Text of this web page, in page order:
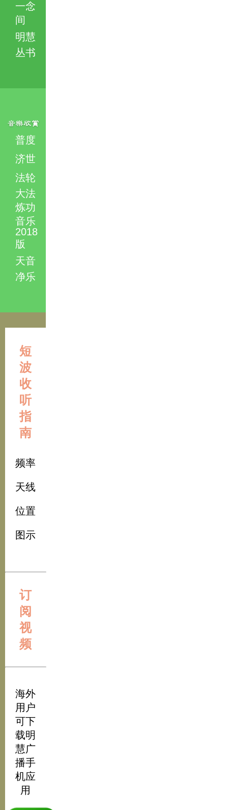
一念
间
明慧
丛书
普度
济世
法轮
大法
炼功
音乐
2018
版
天音
净乐
短
波
收
听
指
南
频率
天线
位置
图示
订
阅
视
频
海外
用户
可下
载明
慧广
播手
机应
用